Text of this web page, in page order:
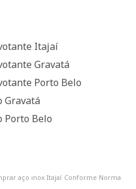
Itajaí
Gravatá
Porto Belo
Gravatá
Porto Belo
aço inox Itajaí Conforme Norma